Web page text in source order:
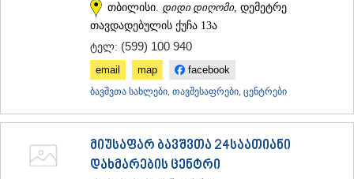
ᲡᲐᲛᲪᲮᲔ–ᲯᲐᲕᲐᲮᲔᲗᲘ
ᲐᲮᲐᲚᲪᲘᲮᲔ
ᲑᲝᲠᲯᲝᲛᲘ
ᲜᲘᲜᲝᲬᲛᲘᲜᲓᲐ
თბილისი. დიდი დიღომი, დემეტრე
თავდადებულის ქუჩა 13ა
ტელ: (599) 100 940
email map facebook
ბავშვთა სახლები, თავშესაფრები, ცენტრები
მიუსაფარ ბავშვთა 24საათიანი
დახმარების ცენტრი